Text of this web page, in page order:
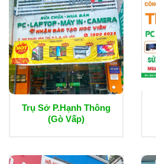
Trụ Sở P.Hạnh Thông
(Gò Vấp)